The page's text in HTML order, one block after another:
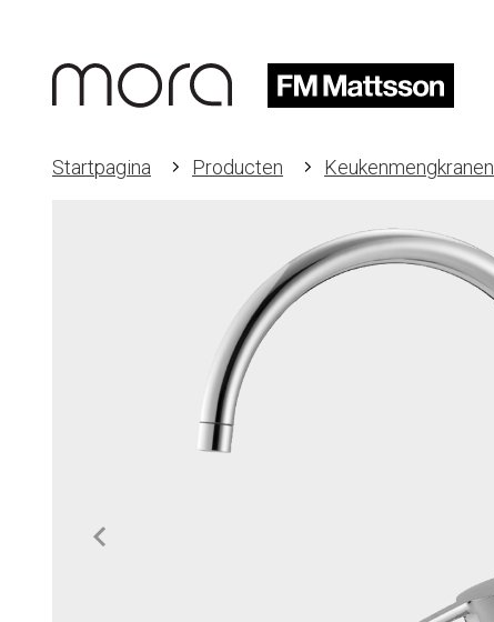
Startpagina Producten Keukenmengkranen